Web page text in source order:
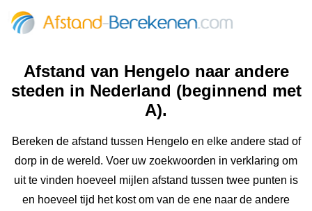
Afstand van Hengelo naar andere
steden in Nederland (beginnend met
A).
Bereken de afstand tussen Hengelo en elke andere stad of
dorp in de wereld. Voer uw zoekwoorden in verklaring om
uit te vinden hoeveel mijlen afstand tussen twee punten is
en hoeveel tijd het kost om van de ene naar de andere